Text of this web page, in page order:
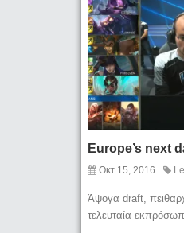
Europe’s next
Οκτ 15, 2016
Άψογα draft,
τελευταία